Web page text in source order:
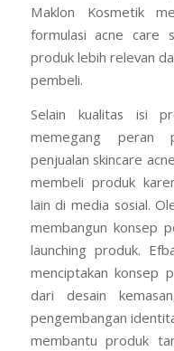
Maklon Kosmetik
formulasi acne care
produk lebih relevan
pembeli.
Selain kualitas isi
memegang peran
penjualan skincare
membeli produk
lain di media sosial.
membangun konsep
launching produk.
menciptakan konsep
dari desain
pengembangan
membantu produk